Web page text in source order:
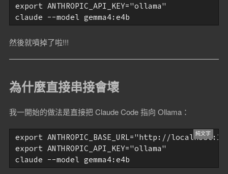
export ANTHROPIC_API_KEY="ollama"
然後就噴掉了啦!!!
為什麼直接串接會壞
我一開始的做法是直接把 Claude Code 指向 Ollama：
export ANTHROPIC_BASE_URL="http://
export ANTHROPIC_API_KEY="ollama"